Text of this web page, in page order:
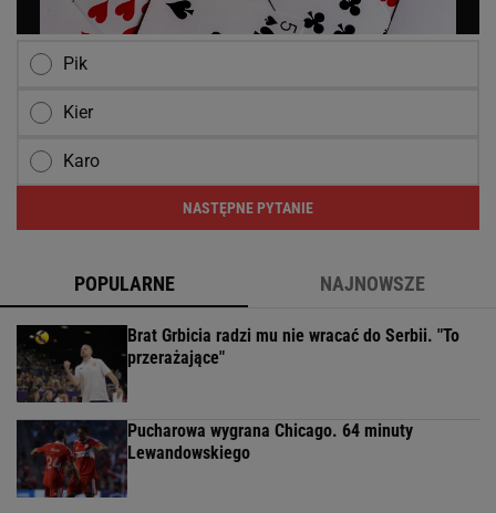
Pik
Kier
Karo
NASTĘPNE PYTANIE
POPULARNE NAJNOWSZE
Brat Grbicia radzi mu nie wracać do Serbii. "To
przerażające"
Pucharowa wygrana Chicago. 64 minuty
Lewandowskiego